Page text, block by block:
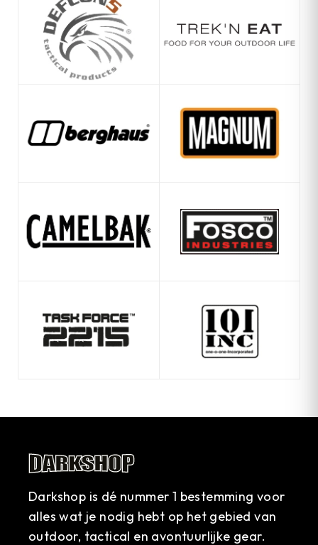
Darkshop is dé nummer 1 bestemming voor
alles wat je nodig hebt op het gebied van
outdoor, tactical en avontuurlijke gear.